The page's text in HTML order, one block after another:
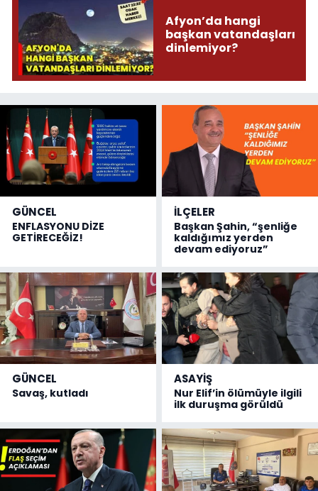
Afyon’da hangi
başkan vatandaşları
dinlemiyor?
GÜNCEL
ENFLASYONU DİZE
GETİRECEĞİZ!
İLÇELER
Başkan Şahin, “şenliğe
kaldığımız yerden
devam ediyoruz”
GÜNCEL
Savaş, kutladı
ASAYİŞ
Nur Elif’in ölümüyle ilgili
ilk duruşma görüldü